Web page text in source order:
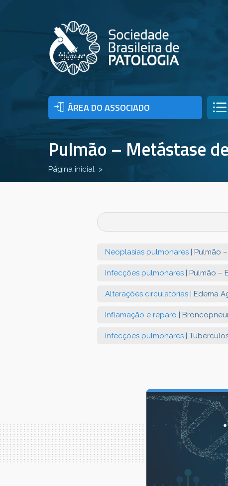
ÁREA DO ASSOCIADO
Pulmão – Metástase
Página inicial
Neoplasias pulmonares | Pulmão
Infecções pulmonares | Pulmão –
Alterações circulatórias | Edema
Inflamação e reparo |
Infecções pulmonares |